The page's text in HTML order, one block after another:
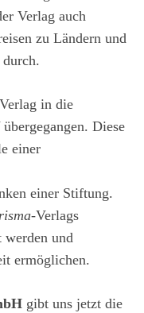
Verlag auch
zu Ländern und
in die
übergegangen. Diese
einer
einer Stiftung.
-Verlags
werden und
ermöglichen.
gibt uns jetzt die